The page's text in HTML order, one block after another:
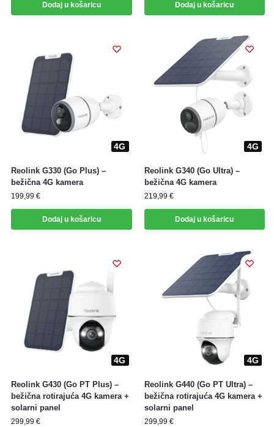
Dodaj u košaricu Dodaj u košaricu
4G
4G
Reolink G330 (Go Plus) –
bežična 4G kamera
199,99 €
Dodaj u košaricu
4G
4G
Reolink G340 (Go Ultra) –
bežična 4G kamera
219,99 €
Dodaj u košaricu
4G
4G
Reolink G430 (Go PT Plus) –
bežična rotirajuća 4G kamera +
solarni panel
299,99 €
4G
4G
Reolink G440 (Go PT Ultra) –
bežična rotirajuća 4G kamera +
solarni panel
299,99 €